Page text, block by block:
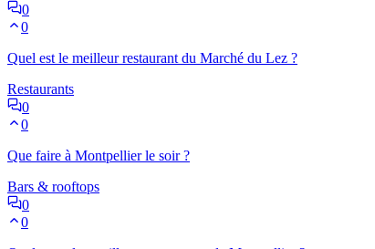
0
0
Quel est le meilleur restaurant du Marché du Lez ?
Restaurants
0
0
Que faire à Montpellier le soir ?
Bars & rooftops
0
0